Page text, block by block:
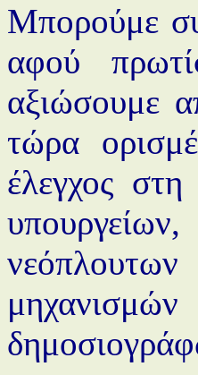
Μπορούμε
αφού
αξιώσουμε
τώρα
έλεγχος
νεόπλουτων